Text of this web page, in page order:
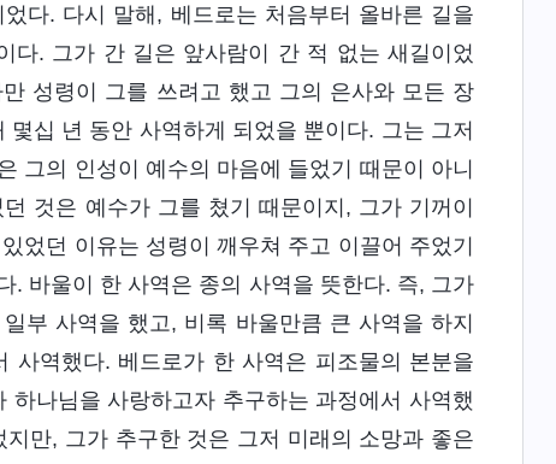
다. 다시 말해, 베드로는 처음부터 올바른 길을
다. 그가 간 길은 앞사람이 간 적 없는 새길이었
성령이 그를 쓰려고 했고 그의 은사와 모든 장
십 년 동안 사역하게 되었을 뿐이다. 그는 그저
그의 인성이 예수의 마음에 들었기 때문이 아니
것은 예수가 그를 쳤기 때문이지, 그가 기꺼이
었던 이유는 성령이 깨우쳐 주고 이끌어 주었기
. 바울이 한 사역은 종의 사역을 뜻한다. 즉, 그가
부 사역을 했고, 비록 바울만큼 큰 사역을 하지
사역했다. 베드로가 한 사역은 피조물의 본분을
나님을 사랑하고자 추구하는 과정에서 사역했
만, 그가 추구한 것은 그저 미래의 소망과 좋은